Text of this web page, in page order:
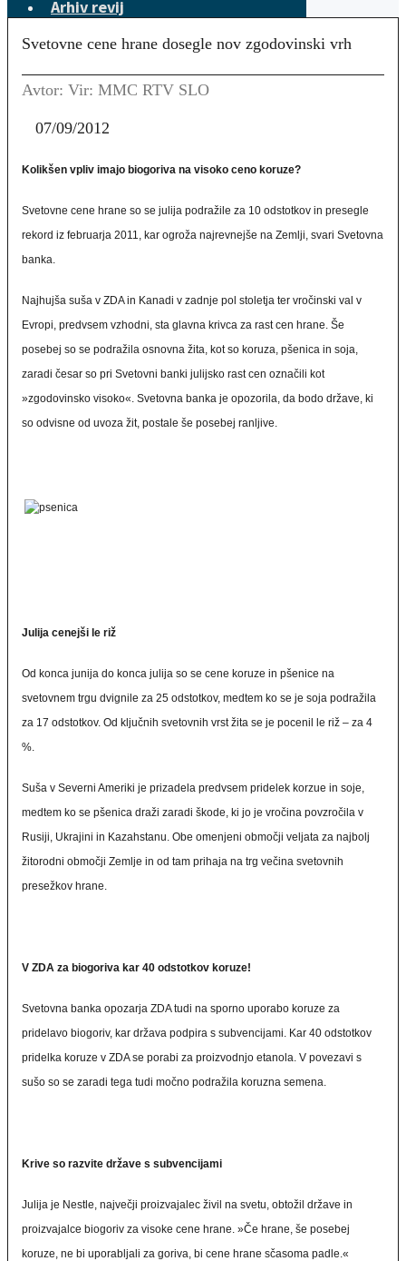
Arhiv revij
Svetovne cene hrane dosegle nov zgodovinski vrh
Avtor: Vir: MMC RTV SLO
07/09/2012
Kolikšen vpliv imajo biogoriva na visoko ceno koruze?
Svetovne cene hrane so se julija podražile za 10 odstotkov in presegle
rekord iz februarja 2011, kar ogroža najrevnejše na Zemlji, svari Svetovna
banka.
Najhujša suša v ZDA in Kanadi v zadnje pol stoletja ter vročinski val v
Evropi, predvsem vzhodni, sta glavna krivca za rast cen hrane. Še
posebej so se podražila osnovna žita, kot so koruza, pšenica in soja,
zaradi česar so pri Svetovni banki julijsko rast cen označili kot
»zgodovinsko visoko«. Svetovna banka je opozorila, da bodo države, ki
so odvisne od uvoza žit, postale še posebej ranljive.
Julija cenejši le riž
Od konca junija do konca julija so se cene koruze in pšenice na
svetovnem trgu dvignile za 25 odstotkov, medtem ko se je soja podražila
za 17 odstotkov. Od ključnih svetovnih vrst žita se je pocenil le riž – za 4
%.
Suša v Severni Ameriki je prizadela predvsem pridelek korzue in soje,
medtem ko se pšenica draži zaradi škode, ki jo je vročina povzročila v
Rusiji, Ukrajini in Kazahstanu. Obe omenjeni območji veljata za najbolj
žitorodni območji Zemlje in od tam prihaja na trg večina svetovnih
presežkov hrane.
V ZDA za biogoriva kar 40 odstotkov koruze!
Svetovna banka opozarja ZDA tudi na sporno uporabo koruze za
pridelavo biogoriv, kar država podpira s subvencijami. Kar 40 odstotkov
pridelka koruze v ZDA se porabi za proizvodnjo etanola. V povezavi s
sušo so se zaradi tega tudi močno podražila koruzna semena.
Krive so razvite države s subvencijami
Julija je Nestle, največji proizvajalec živil na svetu, obtožil države in
proizvajalce biogoriv za visoke cene hrane. »Če hrane, še posebej
koruze, ne bi uporabljali za goriva, bi cene hrane sčasoma padle.«